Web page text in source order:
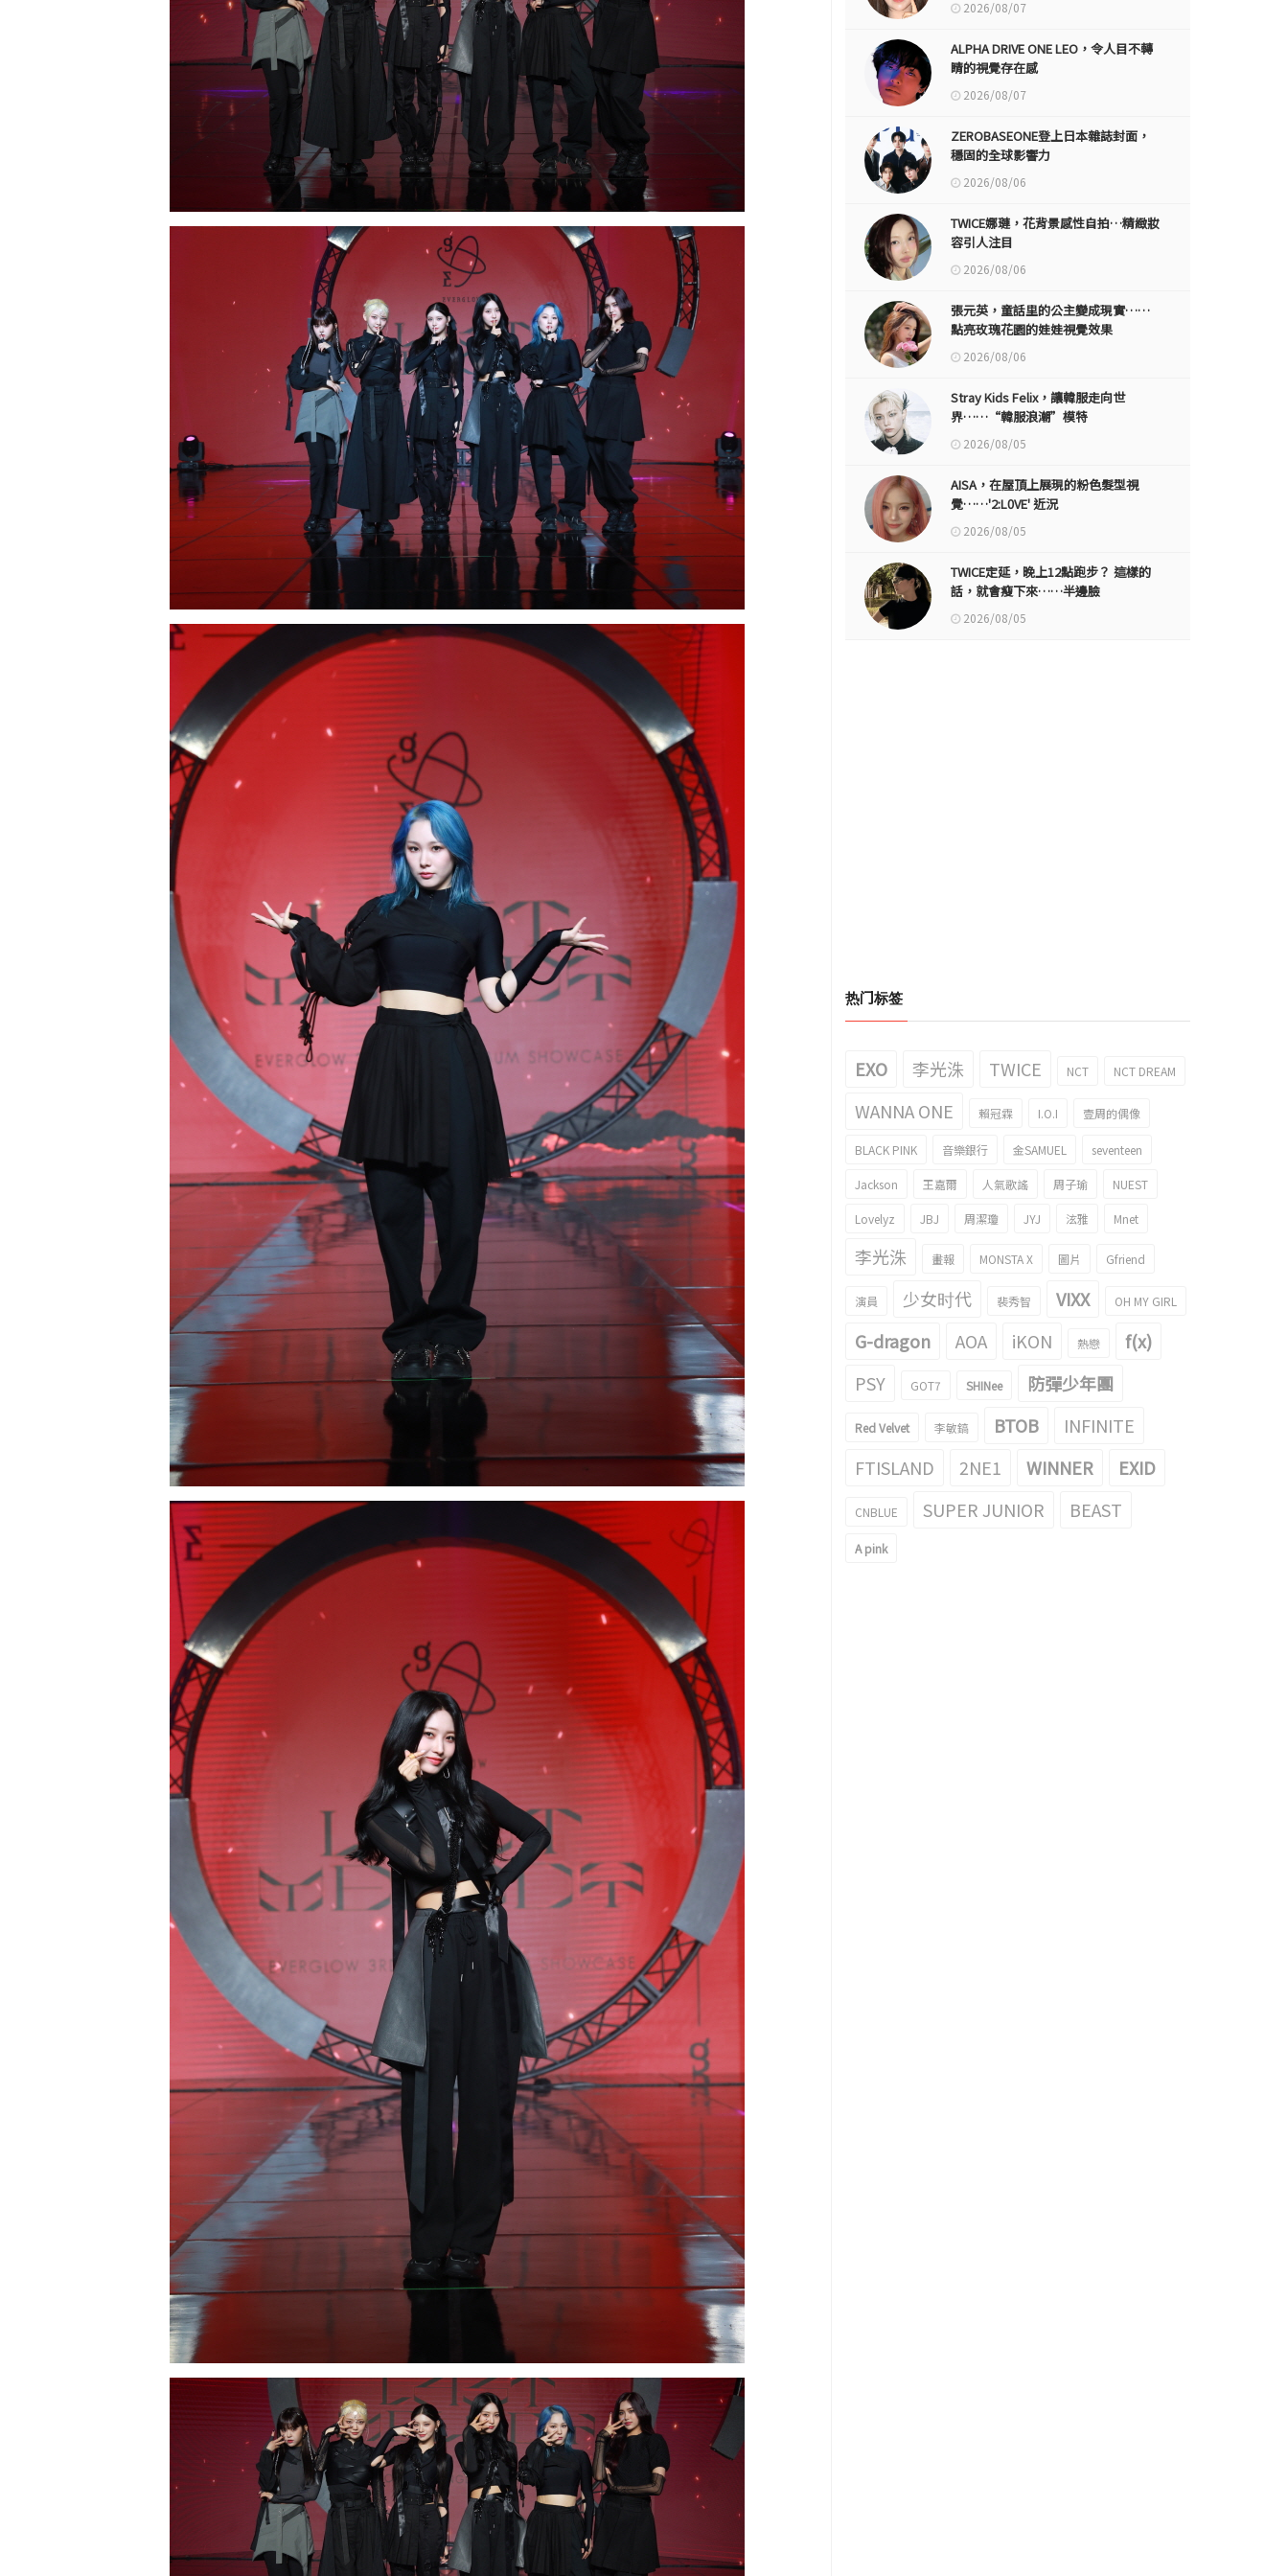
2026/08/07
ALPHA DRIVE ONE LEO，令人目不轉
睛的視覺存在感
2026/08/07
ZEROBASEONE登上日本雜誌封面，
穩固的全球影響力
2026/08/06
TWICE娜璉，花背景感性自拍…精緻妝
容引人注目
2026/08/06
張元英，童話里的公主變成現實……
點亮玫瑰花園的娃娃視覺效果
2026/08/06
Stray Kids Felix，讓韓服走向世
界……“韓服浪潮”模特
2026/08/05
AISA，在屋頂上展現的粉色髮型視
覺……'2:L0VE' 近況
2026/08/05
TWICE定延，晚上12點跑步？ 這樣的
話，就會瘦下來……半邊臉
2026/08/05
热门标签
EXO 李光洙 TWICE NCT NCT DREAM
WANNA ONE 賴冠霖 I.O.I 壹周的偶像
BLACK PINK 音樂銀行 金SAMUEL seventeen
Jackson 王嘉爾 人氣歌謠 周子瑜 NUEST
Lovelyz JBJ 周潔瓊 JYJ 泫雅 Mnet
李光洙 畫報 MONSTA X 圖片 Gfriend
演員 少女时代 裴秀智 VIXX OH MY GIRL
G-dragon AOA iKON 熱戀
f(x)
PSY
GOT7 SHINee 防彈少年團
Red Velvet 李敏鎬 BTOB
INFINITE
FTISLAND
2NE1 WINNER EXID
CNBLUE SUPER JUNIOR BEAST
A pink